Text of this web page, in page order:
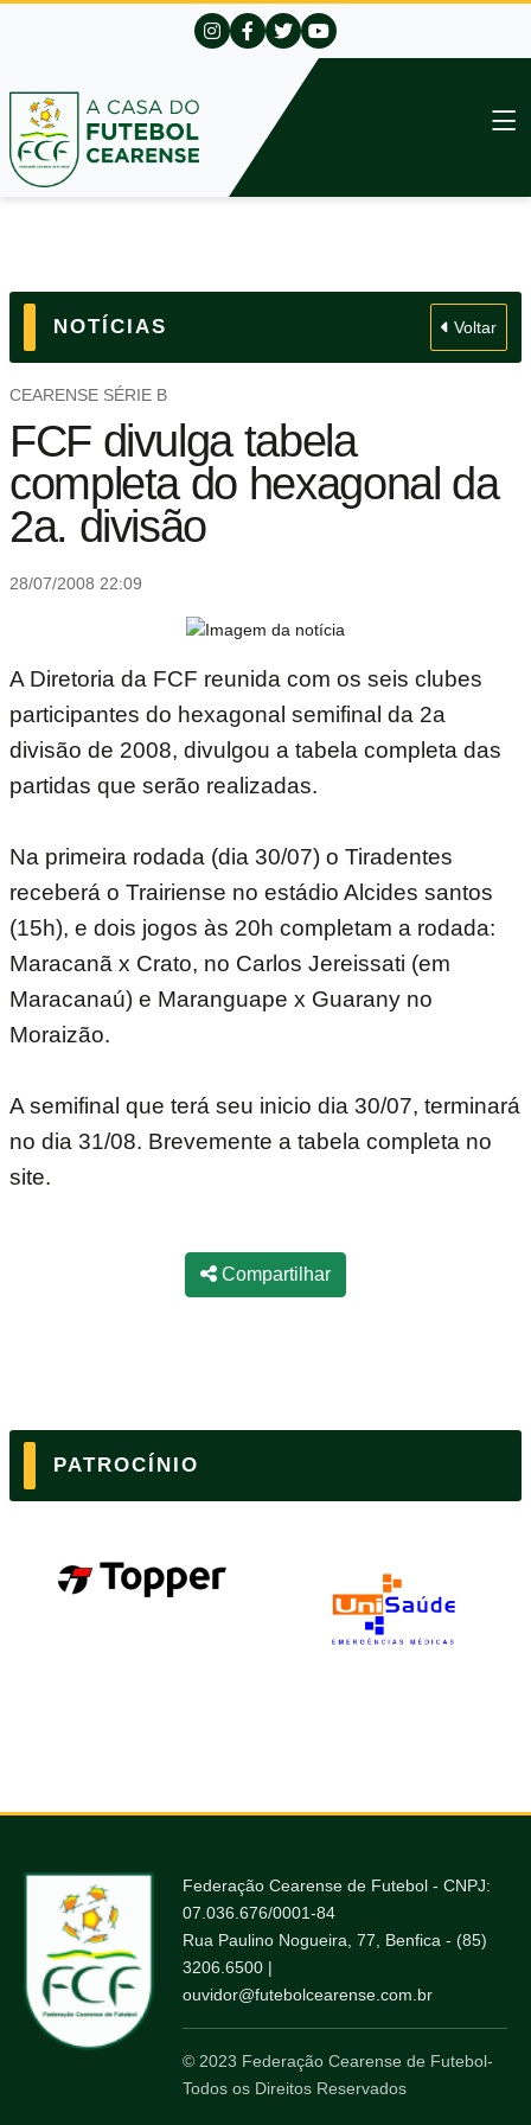
NOTÍCIAS Voltar
CEARENSE SÉRIE B
FCF divulga tabela
completa do hexagonal da
2a. divisão
28/07/2008 22:09
A Diretoria da FCF reunida com os seis clubes
participantes do hexagonal semifinal da 2a
divisão de 2008, divulgou a tabela completa das
partidas que serão realizadas.
Na primeira rodada (dia 30/07) o Tiradentes
receberá o Trairiense no estádio Alcides santos
(15h), e dois jogos às 20h completam a rodada:
Maracanã x Crato, no Carlos Jereissati (em
Maracanaú) e Maranguape x Guarany no
Moraizão.
A semifinal que terá seu inicio dia 30/07, terminará
no dia 31/08. Brevemente a tabela completa no
site.
Compartilhar
PATROCÍNIO
Federação Cearense de Futebol - CNPJ:
07.036.676/0001-84
Rua Paulino Nogueira, 77, Benfica - (85)
3206.6500 |
ouvidor@futebolcearense.com.br
© 2023 Federação Cearense de Futebol-
Todos os Direitos Reservados